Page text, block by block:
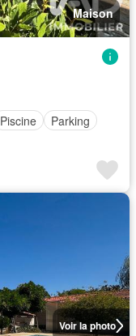
Maison
Piscine
Parking
Voir la photo